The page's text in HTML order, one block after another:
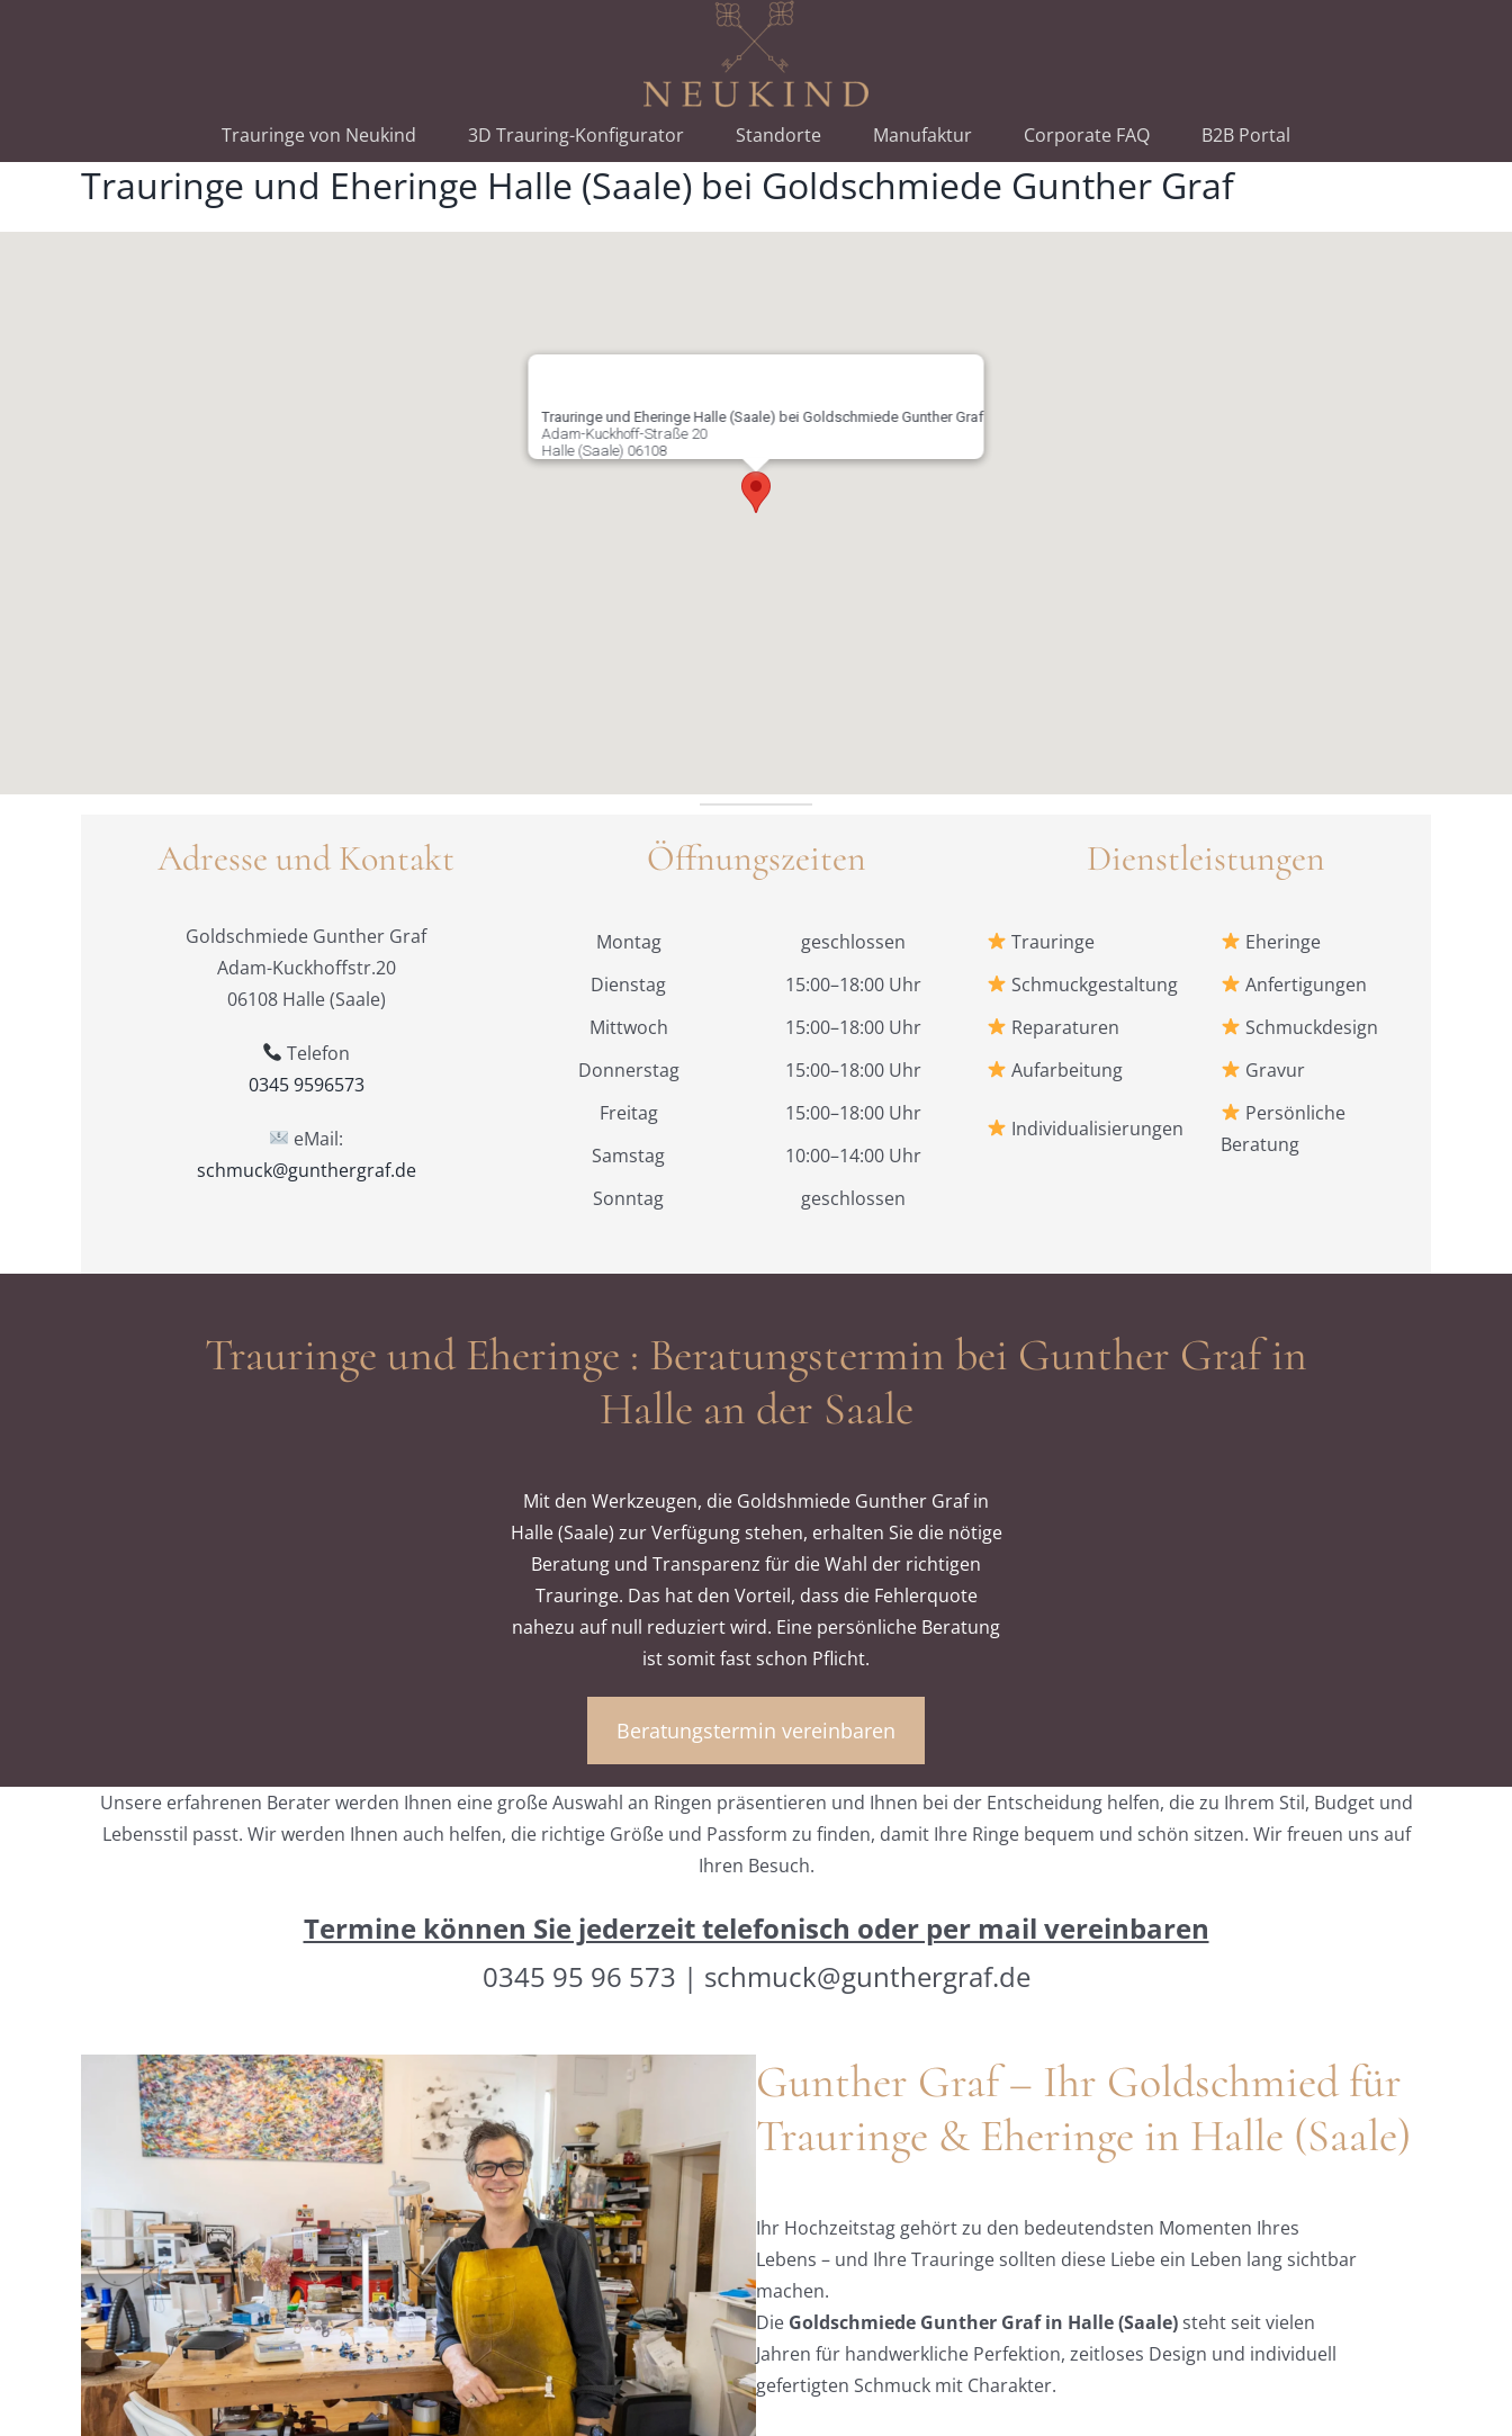
Trauringe von Neukind 3D Trauring-Konfigurator Standorte Manufaktur Corporate FAQ B2B Portal
Trauringe und Eheringe Halle (Saale) bei Goldschmiede Gunther Graf
Trauringe und Eheringe Halle (Saale) bei Goldschmiede Gunther Graf
Adam-Kuckhoff-Straße 20
Halle (Saale) 06108
Adresse und Kontakt
Goldschmiede Gunther Graf
Adam-Kuckhoffstr.20
06108 Halle (Saale)
Telefon
0345 9596573
eMail:
schmuck@gunthergraf.de
Öffnungszeiten
Montag
geschlossen
Dienstag
15:00–18:00 Uhr
Mittwoch
15:00–18:00 Uhr
Donnerstag
15:00–18:00 Uhr
Freitag
15:00–18:00 Uhr
Samstag
10:00–14:00 Uhr
Sonntag
geschlossen
Dienstleistungen
Trauringe
Eheringe
Schmuckgestaltung
Anfertigungen
Reparaturen
Schmuckdesign
Aufarbeitung
Gravur
Individualisierungen
Persönliche
Beratung
Trauringe und Eheringe : Beratungstermin bei Gunther Graf in
Halle an der Saale
Mit den Werkzeugen, die Goldshmiede Gunther Graf in
Halle (Saale) zur Verfügung stehen, erhalten Sie die nötige
Beratung und Transparenz für die Wahl der richtigen
Trauringe. Das hat den Vorteil, dass die Fehlerquote
nahezu auf null reduziert wird. Eine persönliche Beratung
ist somit fast schon Pflicht.
Beratungstermin vereinbaren
Unsere erfahrenen Berater werden Ihnen eine große Auswahl an Ringen präsentieren und Ihnen bei der Entscheidung helfen, die zu Ihrem Stil, Budget und
Lebensstil passt. Wir werden Ihnen auch helfen, die richtige Größe und Passform zu finden, damit Ihre Ringe bequem und schön sitzen. Wir freuen uns auf
Ihren Besuch.
Termine können Sie jederzeit telefonisch oder per mail vereinbaren
0345 95 96 573 | schmuck@gunthergraf.de
Gunther Graf – Ihr Goldschmied für
Trauringe & Eheringe in Halle (Saale)
Ihr Hochzeitstag gehört zu den bedeutendsten Momenten Ihres
Lebens – und Ihre Trauringe sollten diese Liebe ein Leben lang sichtbar
machen.
Die Goldschmiede Gunther Graf in Halle (Saale)steht seit vielen
Jahren für handwerkliche Perfektion, zeitloses Design und individuell
gefertigten Schmuck mit Charakter.